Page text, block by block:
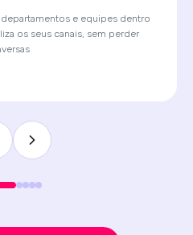
anúncio de Click-to-WhatsApp,
originou a conversa. O
de digitar a primeira